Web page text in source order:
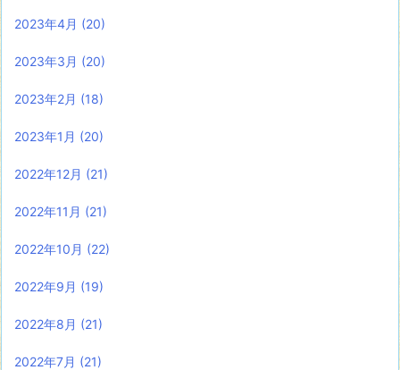
2023年4月 (20)
2023年3月 (20)
2023年2月 (18)
2023年1月 (20)
2022年12月 (21)
2022年11月 (21)
2022年10月 (22)
2022年9月 (19)
2022年8月 (21)
2022年7月 (21)